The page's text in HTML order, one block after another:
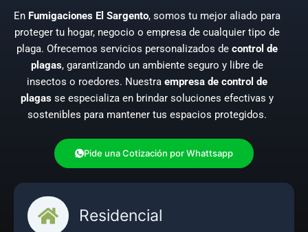
En Fumigaciones El Sargento, somos tu mejor aliado para
proteger tu hogar, negocio o empresa de cualquier tipo de
plaga. Ofrecemos servicios personalizados de control de
plagas, garantizando un ambiente seguro y libre de
insectos o roedores. Nuestra empresa de control de
plagas se especializa en brindar soluciones efectivas y
sostenibles para mantener tus espacios protegidos.
Pide una Cotización por Whattsapp
Residencial